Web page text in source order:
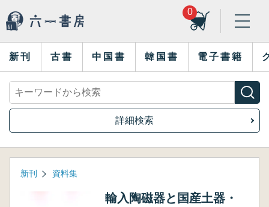
0
新刊 古書 中国書 韓国書 電子書籍
詳細検索
新刊 資料集
輸入陶磁器と国産土器・